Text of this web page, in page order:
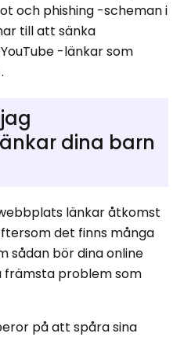
och phishing -scheman i
till att sänka
-länkar som
dina barn
länkar åtkomst
det finns många
sådan bör dina online
främsta problem som
på att spåra sina